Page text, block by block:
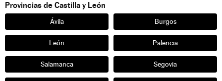
Provincias de Castilla y León
Ávila Burgos
León Palencia
Salamanca Segovia